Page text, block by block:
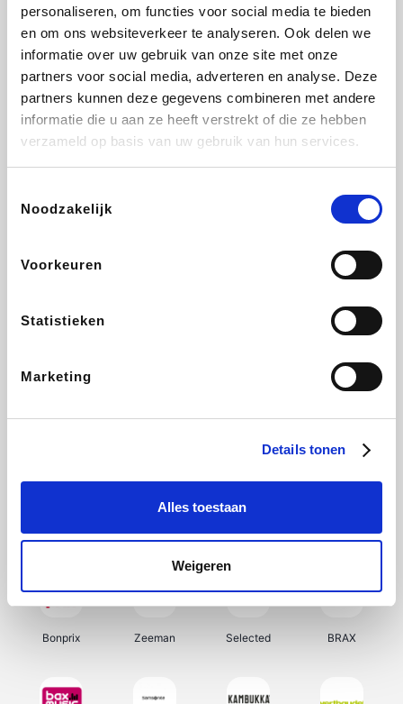
personaliseren, om functies voor social media te bieden
en om ons websiteverkeer te analyseren. Ook delen we
informatie over uw gebruik van onze site met onze
partners voor social media, adverteren en analyse. Deze
partners kunnen deze gegevens combineren met andere
informatie die u aan ze heeft verstrekt of die ze hebben
verzameld op basis van uw gebruik van hun services.
Noodzakelijk
Voorkeuren
Statistieken
Marketing
Details tonen
Alles toestaan
Weigeren
Sarenza Interhome Schiesser Bolt Energie
DeubaXXL
Ekoi About You
My Jewellery Tennis Point Samsung Delonghi
Bonprix Zeeman Selected BRAX